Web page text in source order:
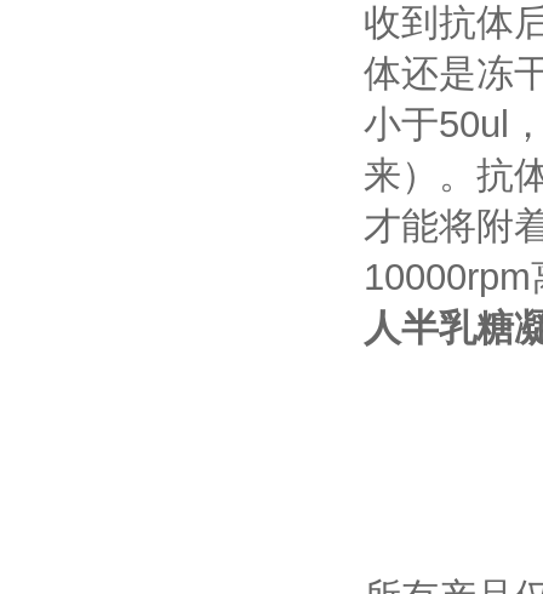
收到抗体
体还是冻
小于50ul
来）。抗
才能将附
人半乳糖